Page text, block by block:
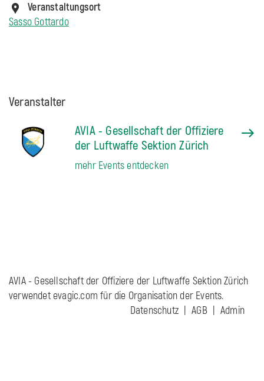
Veranstaltungsort
Sasso Gottardo
Veranstalter
AVIA - Gesellschaft der Offiziere
der Luftwaffe Sektion Zürich
mehr Events entdecken
AVIA - Gesellschaft der Offiziere der Luftwaffe Sektion Zürich
verwendet evagic.com für die Organisation der Events.
Datenschutz
AGB Admin